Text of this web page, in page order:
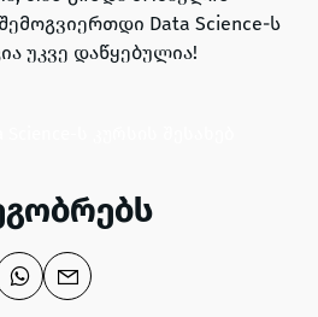
შემოგვიერთდი Data Science-ს
უკვე დაწყებულია!